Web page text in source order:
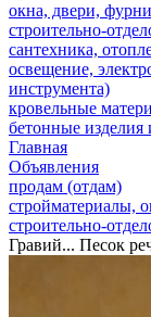
окна, двери,
строительно-
сантехника,
освещение,
инструмента)
кровельные
бетонные изделия
Главная
Объявления
продам (отдам)
стройматериалы,
строительно-
Гравий... Песок